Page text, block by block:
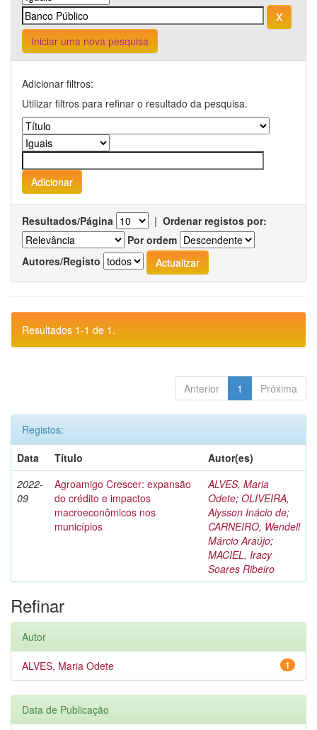
Iniciar uma nova pesquisa
Adicionar filtros:
Utilizar filtros para refinar o resultado da pesquisa.
Resultados/Página | Ordenar registos por:
Por ordem
Autores/Registo
Resultados 1-1 de 1.
Anterior 1 Próxima
Registos:
Data
Título
Autor(es)
2022-
09
Agroamigo Crescer: expansão
do crédito e impactos
macroeconômicos nos
municípios
ALVES, Maria
Odete; OLIVEIRA,
Alysson Inácio de;
CARNEIRO, Wendell
Márcio Araújo;
MACIEL, Iracy
Soares Ribeiro
Refinar
Autor
1
ALVES, Maria Odete
Data de Publicação